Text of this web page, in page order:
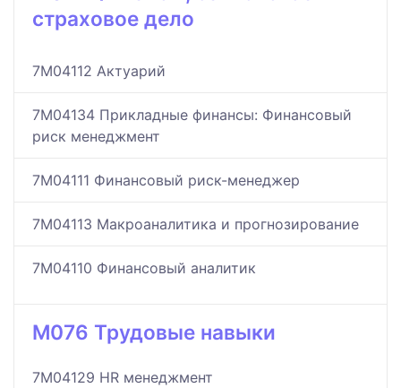
страховое дело
7M04112 Актуарий
7M04134 Прикладные финансы: Финансовый
риск менеджмент
7M04111 Финансовый риск-менеджер
7M04113 Макроаналитика и прогнозирование
7M04110 Финансовый аналитик
M076 Трудовые навыки
7M04129 HR менеджмент